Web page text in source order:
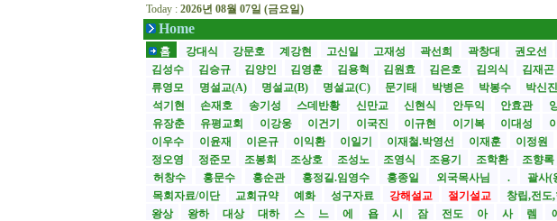
Today : 2026년 08월 07일 (금요일)
Home
홈
강대식 강문호 계강현 고신일 고재성 곽선희 곽창대 권오선
김성수
김승규 김양인 김영훈 김용혁 김원효 김은호 김의식 김재곤
류영모
명설교(A) 명설교(B) 명설교(C) 문기태 박병은 박봉수 박신진
석기현
손재호 송기성 스데반황 신만교 신현식 안두익 안효관
유장춘
유평교회 이강웅 이건기 이국진 이규현 이기복 이대성
이우수
이윤재 이은규 이익환 이일기 이재철.박영선 이재훈 이정원
정오영
정준모 조봉희 조상호 조성노 조영식 조용기 조학환 조향록
허창수
홍문수 홍순관 홍정길.임영수 홍종일 외국목사님 . 괄사(
목회자료/이단
교회규약 예화 성구자료 강해설교 절기설교 창립,전도
왕상
왕하 대상 대하 스 느 에 욥 시 잠 전도 아 사 렘